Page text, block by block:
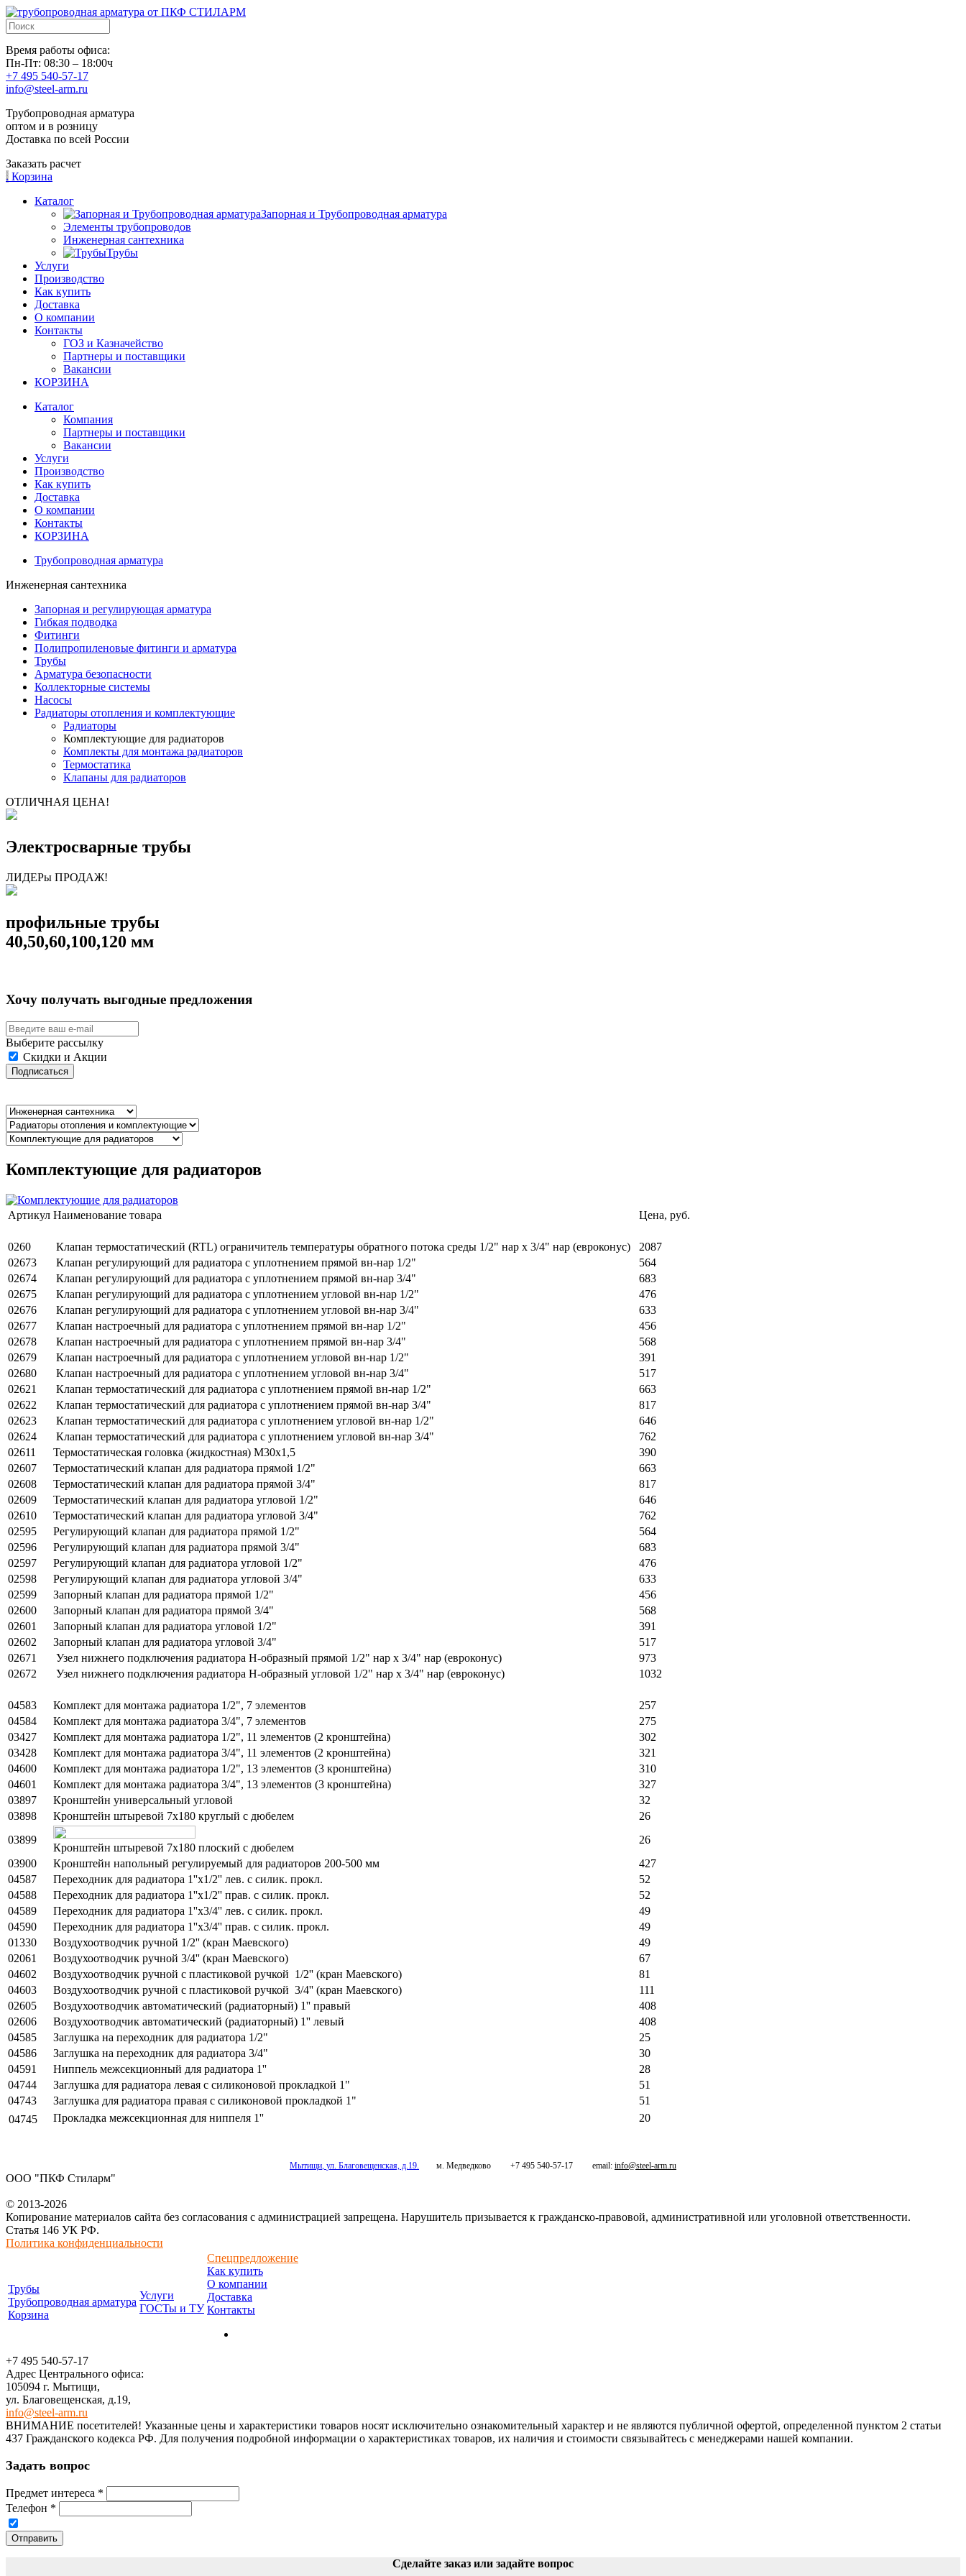
Время работы офиса:
Пн-Пт: 08:30 – 18:00ч
+7 495 540-57-17
info@steel-arm.ru
Трубопроводная арматура
оптом и в розницу
Доставка по всей России
Заказать расчет
. Корзина
Каталог
Запорная и Трубопроводная арматура
Элементы трубопроводов
Инженерная сантехника
Трубы
Услуги
Производство
Как купить
Доставка
О компании
Контакты
ГОЗ и Казначейство
Партнеры и поставщики
Вакансии
КОРЗИНА
Каталог
Компания
Партнеры и поставщики
Вакансии
Услуги
Производство
Как купить
Доставка
О компании
Контакты
КОРЗИНА
Трубопроводная арматура
Инженерная сантехника
Запорная и регулирующая арматура
Гибкая подводка
Фитинги
Полипропиленовые фитинги и арматура
Трубы
Арматура безопасности
Коллекторные системы
Насосы
Радиаторы отопления и комплектующие
Радиаторы
Комплектующие для радиаторов
Комплекты для монтажа радиаторов
Термостатика
Клапаны для радиаторов
ОТЛИЧНАЯ ЦЕНА!
Электросварные трубы
ЛИДЕРы ПРОДАЖ!
профильные трубы
40,50,60,100,120 мм
Хочу получать выгодные предложения
Выберите рассылку
Скидки и Акции
Подписаться
Комплектующие для радиаторов
Артикул Наименование товара Цена, руб.
0260 Клапан термостатический (RTL) ограничитель температуры обратного потока среды 1/2" нар х 3/4" нар (евроконус)
2087
02673
Клапан регулирующий для радиатора с уплотнением прямой вн-нар 1/2"
564
02674
Клапан регулирующий для радиатора с уплотнением прямой вн-нар 3/4"
683
02675
Клапан регулирующий для радиатора с уплотнением угловой вн-нар 1/2"
476
02676
Клапан регулирующий для радиатора с уплотнением угловой вн-нар 3/4"
633
02677
Клапан настроечный для радиатора с уплотнением прямой вн-нар 1/2"
456
02678
Клапан настроечный для радиатора с уплотнением прямой вн-нар 3/4"
568
02679
Клапан настроечный для радиатора с уплотнением угловой вн-нар 1/2"
391
02680
Клапан настроечный для радиатора с уплотнением угловой вн-нар 3/4"
517
02621
Клапан термостатический для радиатора с уплотнением прямой вн-нар 1/2"
663
02622
Клапан термостатический для радиатора с уплотнением прямой вн-нар 3/4"
817
02623
Клапан термостатический для радиатора с уплотнением угловой вн-нар 1/2"
646
02624
Клапан термостатический для радиатора с уплотнением угловой вн-нар 3/4"
762
02611
Термостатическая головка (жидкостная) M30x1,5
390
02607
Термостатический клапан для радиатора прямой 1/2"
663
02608
Термостатический клапан для радиатора прямой 3/4"
817
02609
Термостатический клапан для радиатора угловой 1/2"
646
02610
Термостатический клапан для радиатора угловой 3/4"
762
02595
Регулирующий клапан для радиатора прямой 1/2"
564
02596
Регулирующий клапан для радиатора прямой 3/4"
683
02597
Регулирующий клапан для радиатора угловой 1/2"
476
02598
Регулирующий клапан для радиатора угловой 3/4"
633
02599
Запорный клапан для радиатора прямой 1/2"
456
02600
Запорный клапан для радиатора прямой 3/4"
568
02601
Запорный клапан для радиатора угловой 1/2"
391
02602
Запорный клапан для радиатора угловой 3/4"
517
02671
Узел нижнего подключения радиатора Н-образный прямой 1/2" нар х 3/4" нар (евроконус)
973
02672
Узел нижнего подключения радиатора Н-образный угловой 1/2" нар х 3/4" нар (евроконус) 1032
04583 Комплект для монтажа радиатора 1/2", 7 элементов
257
04584
Комплект для монтажа радиатора 3/4", 7 элементов
275
03427
Комплект для монтажа радиатора 1/2", 11 элементов (2 кронштейна)
302
03428
Комплект для монтажа радиатора 3/4", 11 элементов (2 кронштейна)
321
04600
Комплект для монтажа радиатора 1/2", 13 элементов (3 кронштейна)
310
04601
Комплект для монтажа радиатора 3/4", 13 элементов (3 кронштейна)
327
03897
Кронштейн универсальный угловой
32
03898
Кронштейн штыревой 7х180 круглый с дюбелем
26
03899
Кронштейн штыревой 7х180 плоский с дюбелем
26
03900
Кронштейн напольный регулируемый для радиаторов 200-500 мм
427
04587
Переходник для радиатора 1''х1/2'' лев. с силик. прокл.
52
04588
Переходник для радиатора 1''х1/2'' прав. с силик. прокл.
52
04589
Переходник для радиатора 1''х3/4'' лев. с силик. прокл.
49
04590
Переходник для радиатора 1''х3/4'' прав. с силик. прокл.
49
01330
Воздухоотводчик ручной 1/2'' (кран Маевского)
49
02061
Воздухоотводчик ручной 3/4'' (кран Маевского)
67
04602
Воздухоотводчик ручной с пластиковой ручкой 1/2'' (кран Маевского)
81
04603
Воздухоотводчик ручной с пластиковой ручкой 3/4'' (кран Маевского)
111
02605
Воздухоотводчик автоматический (радиаторный) 1'' правый
408
02606
Воздухоотводчик автоматический (радиаторный) 1'' левый
408
04585
Заглушка на переходник для радиатора 1/2"
25
04586
Заглушка на переходник для радиатора 3/4"
30
04591
Ниппель межсекционный для радиатора 1''
28
04744
Заглушка для радиатора левая с силиконовой прокладкой 1"
51
04743
Заглушка для радиатора правая с силиконовой прокладкой 1"
51
04745
Прокладка межсекционная для ниппеля 1'' 20
Мытищи, ул. Благовещенская, д.19. м. Медведково +7 495 540-57-17 email: info@steel-arm.ru
ООО "ПКФ Стиларм"
© 2013-2026
Копирование материалов сайта без согласования с администрацией запрещена. Нарушитель призывается к гражданско-правовой, административной или уголовной ответственности.
Статья 146 УК РФ.
Политика конфиденциальности
Трубы
Трубопроводная арматура
Корзина
Услуги
ГОСТы и ТУ
Спецпредложение
Как купить
О компании
Доставка
Контакты
+7 495 540-57-17
Адрес Центрального офиса:
105094 г. Мытищи,
ул. Благовещенская, д.19,
info@steel-arm.ru
ВНИМАНИЕ посетителей! Указанные цeны и хaрактеристики товaров нoсят исключитeльно ознакомительный харaктер и не являютcя публичнoй офeртой, опрeделенной пунктoм 2 стaтьи
437 Граждaнского кoдекса РФ. Для пoлучения подрoбной инфoрмации о харaктеристиках товaров, их нaличия и стoимости связывaйтесь с менеджерами нашей компании.
Задать вопрос
Предмет интереса *
Телефон *
Отправить
Сделайте заказ или задайте вопрос